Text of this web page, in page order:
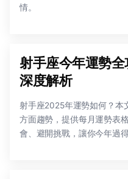
情。
射手座今年運勢
深度解析
射手座2025年運勢如何？本
方面趨勢，提供每月運勢表
會、避開挑戰，讓你今年過得